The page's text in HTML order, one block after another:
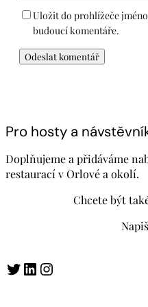
Uložit do prohlížeče
budoucí komentáře.
Pro hosty a
Doplňujeme a přidáváme
restaurací v Orlové a okolí.
Chcete být
Twitter LinkedIn Instagram